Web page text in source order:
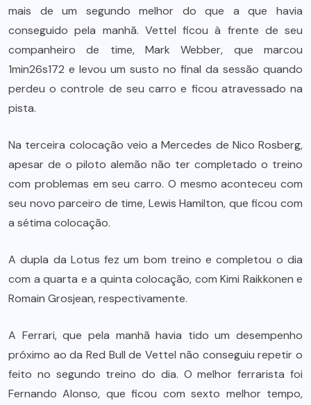
mais de um segundo melhor do que a que havia
conseguido pela manhã. Vettel ficou à frente de seu
companheiro de time, Mark Webber, que marcou
1min26s172 e levou um susto no final da sessão quando
perdeu o controle de seu carro e ficou atravessado na
pista.
Na terceira colocação veio a Mercedes de Nico Rosberg,
apesar de o piloto alemão não ter completado o treino
com problemas em seu carro. O mesmo aconteceu com
seu novo parceiro de time, Lewis Hamilton, que ficou com
a sétima colocação.
A dupla da Lotus fez um bom treino e completou o dia
com a quarta e a quinta colocação, com Kimi Raikkonen e
Romain Grosjean, respectivamente.
A Ferrari, que pela manhã havia tido um desempenho
próximo ao da Red Bull de Vettel não conseguiu repetir o
feito no segundo treino do dia. O melhor ferrarista foi
Fernando Alonso, que ficou com sexto melhor tempo,